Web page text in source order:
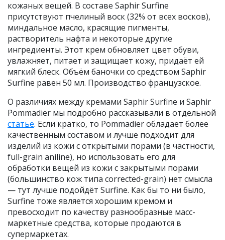
кожаных вещей. В составе Saphir Surfine
присутствуют пчелиный воск (32% от всех восков),
миндальное масло, красящие пигменты,
растворитель нафта и некоторые другие
ингредиенты. Этот крем обновляет цвет обуви,
увлажняет, питает и защищает кожу, придаёт ей
мягкий блеск. Объём баночки со средством Saphir
Surfine равен 50 мл. Производство французское.
О различиях между кремами Saphir Surfine и Saphir
Pommadier мы подробно рассказывали в отдельной
статье. Если кратко, то Pommadier обладает более
качественным составом и лучше подходит для
изделий из кожи с открытыми порами (в частности,
full-grain aniline), но использовать его для
обработки вещей из кожи с закрытыми порами
(большинство кож типа corrected-grain) нет смысла
— тут лучше подойдёт Surfine. Как бы то ни было,
Surfine тоже является хорошим кремом и
превосходит по качеству разнообразные масс-
маркетные средства, которые продаются в
супермаркетах.